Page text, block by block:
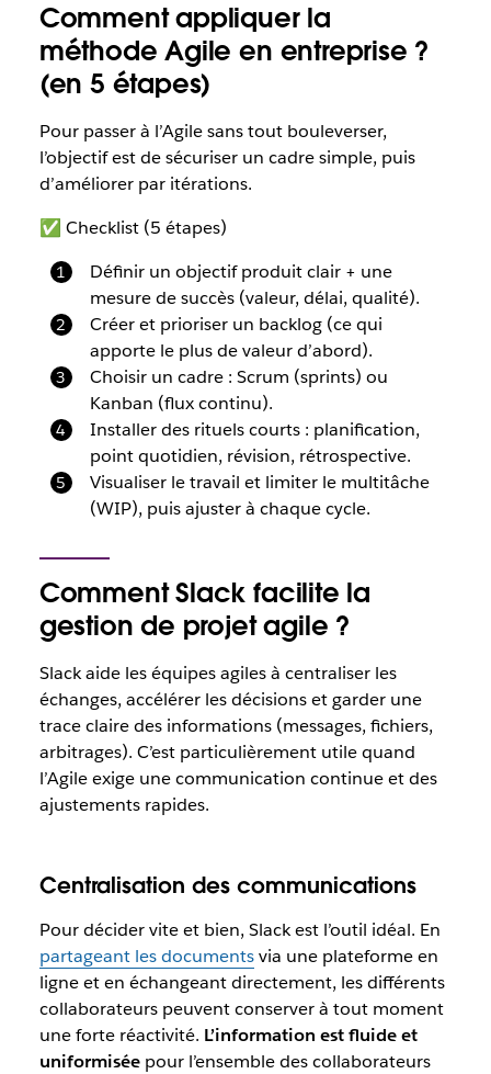
Comment appliquer la
méthode Agile en entreprise ?
(en 5 étapes)
Pour passer à l’Agile sans tout bouleverser,
l’objectif est de sécuriser un cadre simple, puis
d’améliorer par itérations.
✅ Checklist (5 étapes)
Définir un objectif produit clair + une
mesure de succès (valeur, délai, qualité).
Créer et prioriser un backlog (ce qui
apporte le plus de valeur d’abord).
Choisir un cadre : Scrum (sprints) ou
Kanban (flux continu).
Installer des rituels courts : planification,
point quotidien, révision, rétrospective.
Visualiser le travail et limiter le multitâche
(WIP), puis ajuster à chaque cycle.
Comment Slack facilite la
gestion de projet agile ?
Slack aide les équipes agiles à centraliser les
échanges, accélérer les décisions et garder une
trace claire des informations (messages, fichiers,
arbitrages). C’est particulièrement utile quand
l’Agile exige une communication continue et des
ajustements rapides.
Centralisation des communications
Pour décider vite et bien, Slack est l’outil idéal. En
partageant les documentsvia une plateforme en
ligne et en échangeant directement, les différents
collaborateurs peuvent conserver à tout moment
une forte réactivité. L’information est fluide et
uniformiséepour l’ensemble des collaborateurs